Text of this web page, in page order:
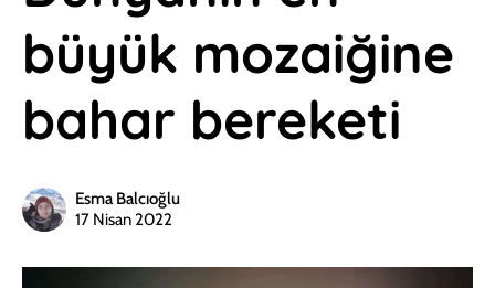
büyük mozaiğine
bahar bereketi
Esma Balcıoğlu
17 Nisan 2022